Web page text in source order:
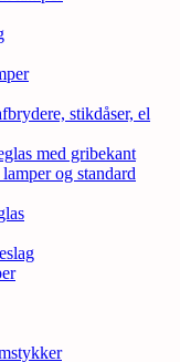
stikdåser, el
med gribekant
og standard